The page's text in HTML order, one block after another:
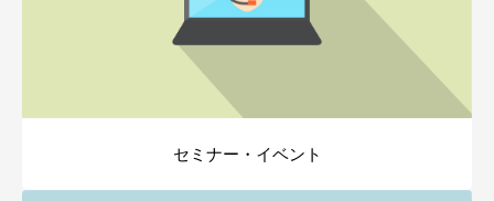
セミナー・イベント